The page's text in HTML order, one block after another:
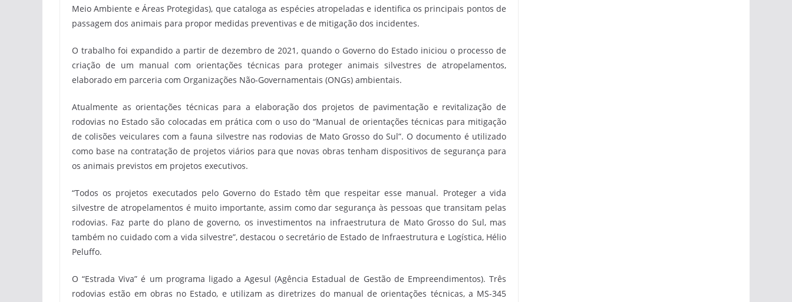
Meio Ambiente e Áreas Protegidas), que cataloga as espécies atropeladas e identifica os principais pontos de
passagem dos animais para propor medidas preventivas e de mitigação dos incidentes.
O trabalho foi expandido a partir de dezembro de 2021, quando o Governo do Estado iniciou o processo de
criação de um manual com orientações técnicas para proteger animais silvestres de atropelamentos,
elaborado em parceria com Organizações Não-Governamentais (ONGs) ambientais.
Atualmente as orientações técnicas para a elaboração dos projetos de pavimentação e revitalização de
rodovias no Estado são colocadas em prática com o uso do “Manual de orientações técnicas para mitigação
de colisões veiculares com a fauna silvestre nas rodovias de Mato Grosso do Sul”. O documento é utilizado
como base na contratação de projetos viários para que novas obras tenham dispositivos de segurança para
os animais previstos em projetos executivos.
“Todos os projetos executados pelo Governo do Estado têm que respeitar esse manual. Proteger a vida
silvestre de atropelamentos é muito importante, assim como dar segurança às pessoas que transitam pelas
rodovias. Faz parte do plano de governo, os investimentos na infraestrutura de Mato Grosso do Sul, mas
também no cuidado com a vida silvestre”, destacou o secretário de Estado de Infraestrutura e Logística, Hélio
Peluffo.
O “Estrada Viva” é um programa ligado a Agesul (Agência Estadual de Gestão de Empreendimentos). Três
rodovias estão em obras no Estado, e utilizam as diretrizes do manual de orientações técnicas, a MS-345